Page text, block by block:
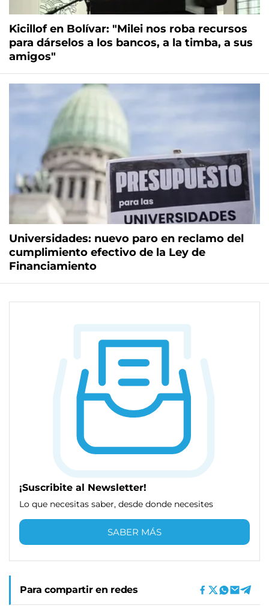
Kicillof en Bolívar: "Milei nos roba recursos
para dárselos a los bancos, a la timba, a sus
amigos"
Universidades: nuevo paro en reclamo del
cumplimiento efectivo de la Ley de
Financiamiento
¡Suscribite al Newsletter!
Lo que necesitas saber, desde donde necesites
SABER MÁS
Para compartir en redes